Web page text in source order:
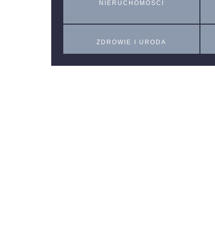
NIERUCHOMOŚCI
ZDROWIE I URODA